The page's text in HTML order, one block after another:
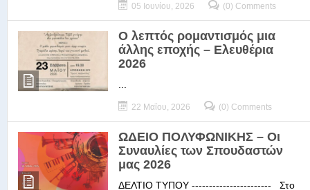
05 Ιουνίου, 2026 (0) Comments
Ο λεπτός ρομαντισμός μια
άλλης εποχής – Ελευθέρια
2026
22 Μαΐου, 2026 (0) Comments
ΩΔΕΙΟ ΠΟΛΥΦΩΝΙΚΗΣ – Οι
Συναυλίες των Σπουδαστών
μας 2026
ΔΕΛΤΙΟ ΤΥΠΟΥ ----------------------- Στο